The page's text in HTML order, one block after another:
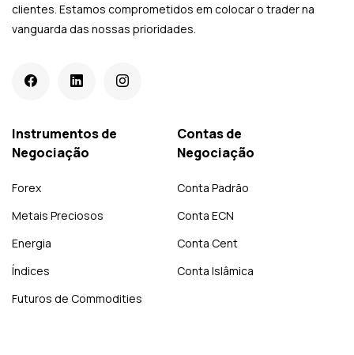
clientes. Estamos comprometidos em colocar o trader na
vanguarda das nossas prioridades.
Instrumentos de
Negociação
Forex
Metais Preciosos
Energia
Índices
Futuros de Commodities
Contas de
Negociação
Conta Padrão
Conta ECN
Conta Cent
Conta Islâmica